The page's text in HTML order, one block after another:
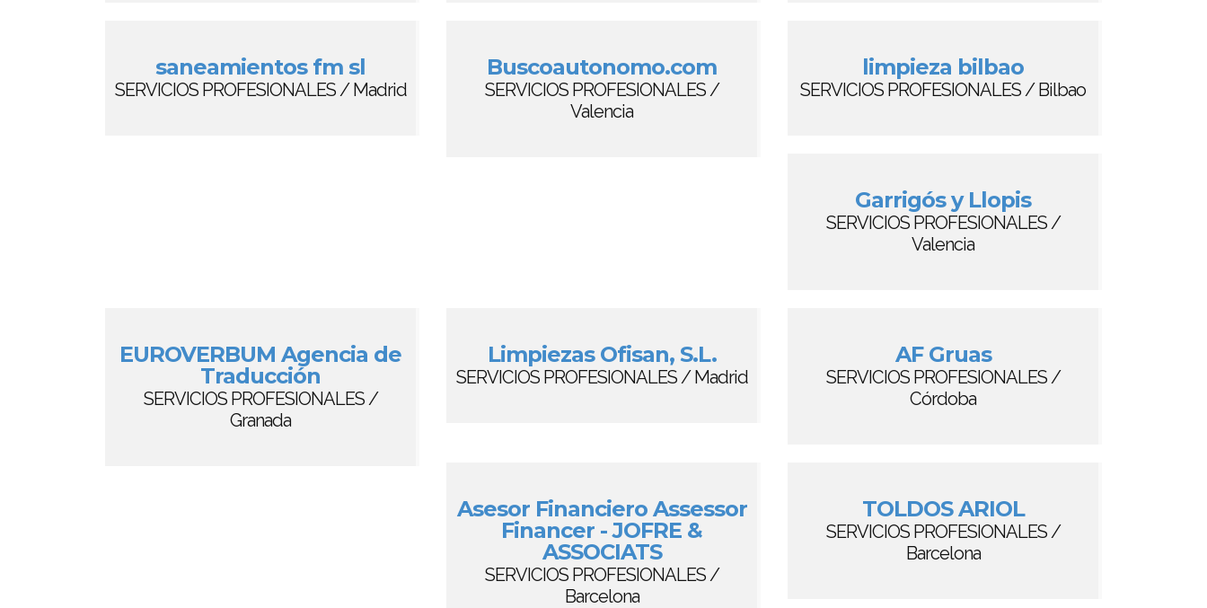
saneamientos fm sl
SERVICIOS PROFESIONALES / Madrid
Buscoautonomo.com
SERVICIOS PROFESIONALES /
Valencia
limpieza bilbao
SERVICIOS PROFESIONALES / Bilbao
Garrigós y Llopis
SERVICIOS PROFESIONALES /
Valencia
EUROVERBUM Agencia de
Traducción
SERVICIOS PROFESIONALES /
Granada
Limpiezas Ofisan, S.L.
SERVICIOS PROFESIONALES / Madrid
AF Gruas
SERVICIOS PROFESIONALES /
Córdoba
Asesor Financiero Assessor
Financer - JOFRE &
ASSOCIATS
SERVICIOS PROFESIONALES /
Barcelona
TOLDOS ARIOL
SERVICIOS PROFESIONALES /
Barcelona